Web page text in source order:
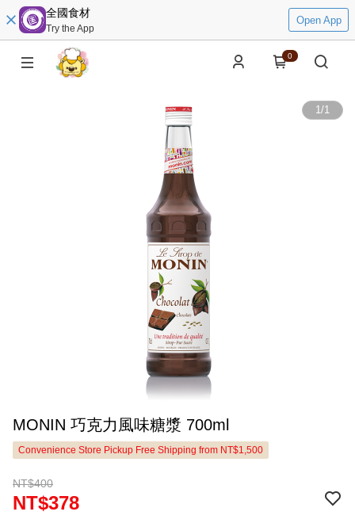
全國食材
Try the App
Open App
0
1/1
MONIN 巧克力風味糖漿 700ml
Convenience Store Pickup Free Shipping from NT$1,500
NT$400
NT$378